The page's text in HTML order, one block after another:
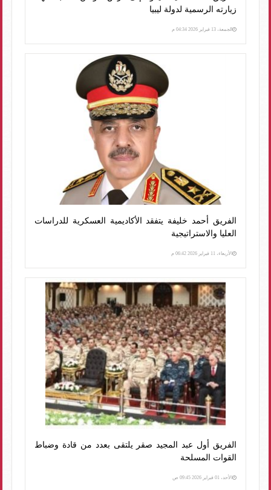
زيارته الرسمية لدولة ليبيا
الجمعة، 13 فبراير 2026 04:34 م
الفريق أحمد خليفة يتفقد الأكاديمية العسكرية للدراسات
العليا والاستراتيجية
الأربعاء، 11 فبراير 2026 06:42 م
الفريق أول عبد المجيد صقر يلتقى بعدد من قادة وضباط
القوات المسلحة
الأحد، 01 فبراير 2026 09:45 ص